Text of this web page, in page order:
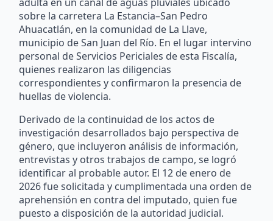
adulta en un canal de aguas pluviales ubicado
sobre la carretera La Estancia–San Pedro
Ahuacatlán, en la comunidad de La Llave,
municipio de San Juan del Río. En el lugar intervino
personal de Servicios Periciales de esta Fiscalía,
quienes realizaron las diligencias
correspondientes y confirmaron la presencia de
huellas de violencia.
Derivado de la continuidad de los actos de
investigación desarrollados bajo perspectiva de
género, que incluyeron análisis de información,
entrevistas y otros trabajos de campo, se logró
identificar al probable autor. El 12 de enero de
2026 fue solicitada y cumplimentada una orden de
aprehensión en contra del imputado, quien fue
puesto a disposición de la autoridad judicial.